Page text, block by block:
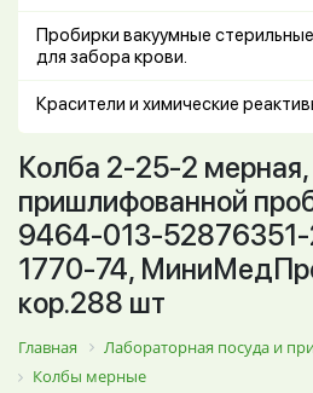
Пробирки вакуумные
для забора крови.
Красители и химические
Колба 2-25-2 мерная,
пришлифованной
9464-013-
1770-74,
кор.288 шт
Главная
Лабораторная посуда и
Колбы мерные